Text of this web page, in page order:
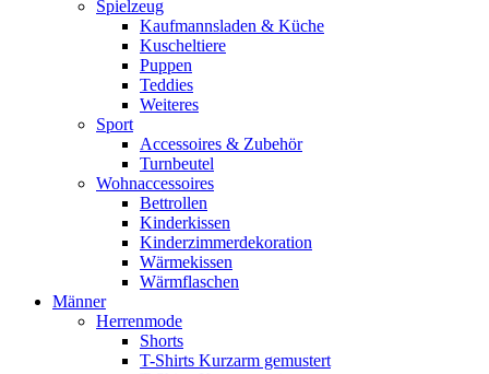
Spielzeug
Kaufmannsladen & Küche
Kuscheltiere
Puppen
Teddies
Weiteres
Sport
Accessoires & Zubehör
Turnbeutel
Wohnaccessoires
Bettrollen
Kinderkissen
Kinderzimmerdekoration
Wärmekissen
Wärmflaschen
Männer
Herrenmode
Shorts
T-Shirts Kurzarm gemustert